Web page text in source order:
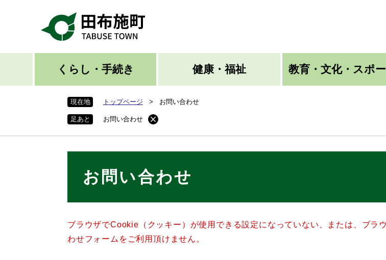
先
くらし・手続き 健康・福祉 教育・文化・スポ
現在地 トップページ > お問い合わせ
足あと お問い合わせ
お問い合わせ
ブラウザでCookie（クッキー）が使用できる設定になっていない、または、ブラ
わせフォームをご利用頂けません。